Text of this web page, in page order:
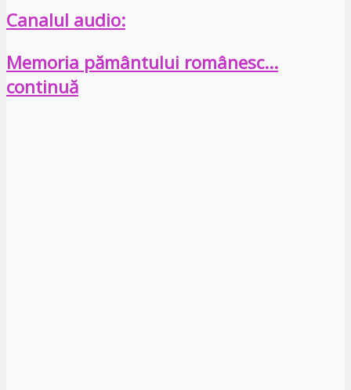
Canalul audio:
Memoria pământului românesc…
continuă